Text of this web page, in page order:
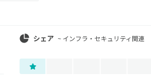
シェア ~ インフラ・セキュリティ関連